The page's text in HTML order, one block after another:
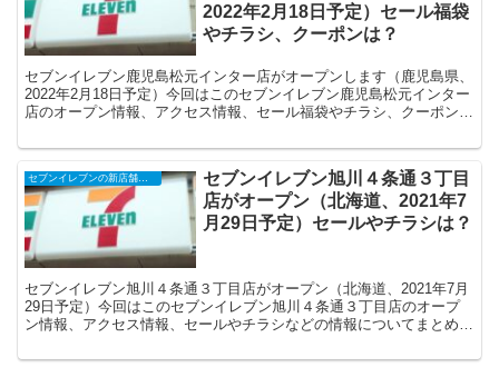
2022年2月18日予定）セール福袋
やチラシ、クーポンは？
セブンイレブン鹿児島松元インター店がオープンします（鹿児島県、
2022年2月18日予定）今回はこのセブンイレブン鹿児島松元インター
店のオープン情報、アクセス情報、セール福袋やチラシ、クーポンな
セブンイレブンの新店舗開店予定・オープンセール（福袋）、クーポンなど
セブンイレブン旭川４条通３丁目
店がオープン（北海道、2021年7
月29日予定）セールやチラシは？
セブンイレブン旭川４条通３丁目店がオープン（北海道、2021年7月
29日予定）今回はこのセブンイレブン旭川４条通３丁目店のオープ
ン情報、アクセス情報、セールやチラシなどの情報についてまとめま